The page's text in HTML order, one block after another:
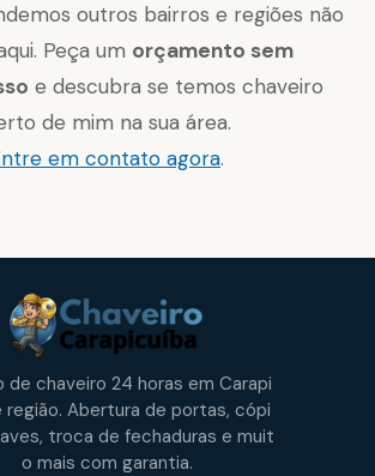
outros bairros e regiões não
Peça um orçamento sem
e descubra se temos chaveiro
de mim na sua área.
em contato agora.
de chaveiro 24 horas em Carapi
região. Abertura de portas, cópi
troca de fechaduras e muit
o mais com garantia.